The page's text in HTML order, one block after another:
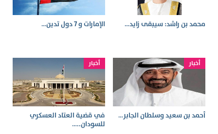
محمد بن راشد: سيبقى زايد… الإمارات و 7 دول تدين…
أخبار
أحمد بن سعيد وسلطان الجابر…
أخبار
في قضية العتاد العسكري
للسودان..…